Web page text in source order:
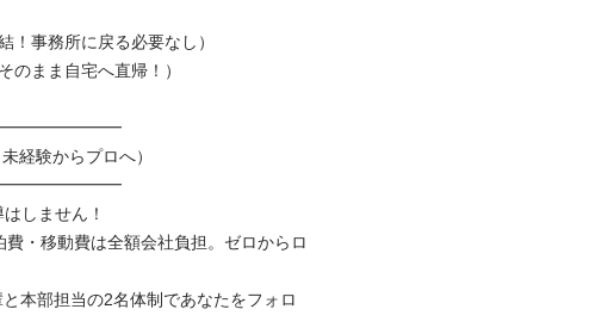
！事務所に戻る必要なし）
のまま自宅へ直帰！）
経験からプロへ）
しません！
費・移動費は全額会社負担。ゼロからロ
本部担当の2名体制であなたをフォロ